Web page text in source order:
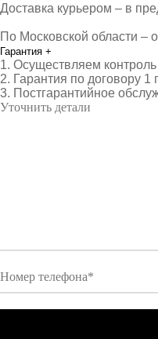
Доставка курьером – в
По Московской области –
Гарантия +
1. Осуществляем контроль
2. Гарантия по договору 1
3. Постгарантийное